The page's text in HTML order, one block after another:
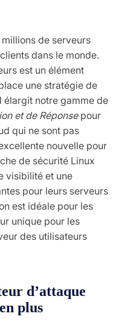
de serveurs
dans le monde.
est un élément
une stratégie de
notre gamme de
et de Réponsepour
qui ne sont pas
nouvelle pour
de sécurité Linux
visibilité et une
pour leurs serveurs
est idéale pour les
unique pour les
des utilisateurs
d’attaque
plus